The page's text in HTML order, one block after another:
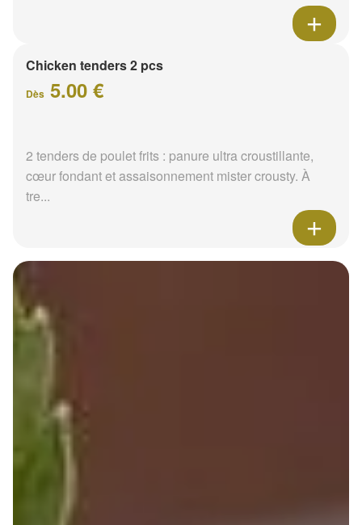
Chicken tenders 2 pcs
Dès 5.00 €
2 tenders de poulet frits : panure ultra croustillante,
cœur fondant et assaisonnement mister crousty. À
tre...